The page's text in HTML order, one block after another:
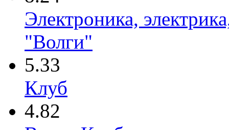
Электроника,
"Волги"
5.33
Клуб
4.82